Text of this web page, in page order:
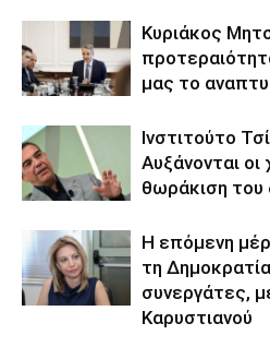
Κυριάκος
μας το
Ινστιτούτο
Αυξάνονται
θωράκιση του
Η επόμενη
τη
συνεργάτες,
Καρυστιανού